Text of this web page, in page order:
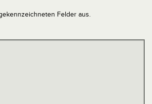
Felder aus.